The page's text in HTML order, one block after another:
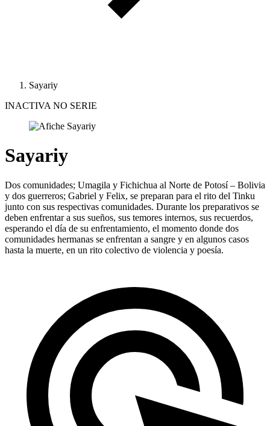
Sayariy
INACTIVA NO SERIE
Sayariy
Dos comunidades; Umagila y Fichichua al Norte de Potosí – Bolivia
y dos guerreros; Gabriel y Felix, se preparan para el rito del Tinku
junto con sus respectivas comunidades. Durante los preparativos se
deben enfrentar a sus sueños, sus temores internos, sus recuerdos,
esperando el día de su enfrentamiento, el momento donde dos
comunidades hermanas se enfrentan a sangre y en algunos casos
hasta la muerte, en un rito colectivo de violencia y poesía.